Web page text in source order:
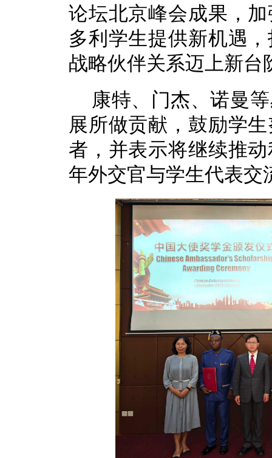
论坛北京峰会成果，
多利学生提供新机遇
战略伙伴关系迈上新台
康特、门杰、诺曼
展所做贡献，鼓励学
者，并表示将继续推
年外交官与学生代表交